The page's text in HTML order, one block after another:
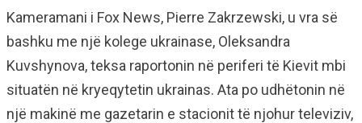
Kameramani i Fox News, Pierre Zakrzewski, u vra së
bashku me një kolege ukrainase, Oleksandra
Kuvshynova, teksa raportonin në periferi të Kievit mbi
situatën në kryeqytetin ukrainas. Ata po udhëtonin në
një makinë me gazetarin e stacionit të njohur televiziv,